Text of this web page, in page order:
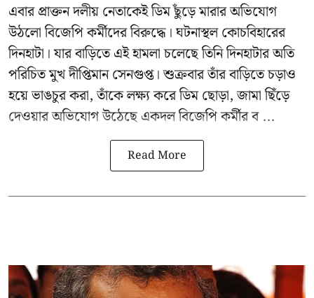
এবার প্রাক্তন দলীয় নেতাকেই ডিম ছুঁড়ে মারার অভিযোগ
উঠলো বিজেপি কর্মীদের বিরুদ্ধে। ঘটনাস্থল কোচবিহারের
দিনহাটা। যার বাড়িতে এই হামলা চলেছে তিনি দিনহাটার অতি
পরিচিত মুখদীপ্তিমান সেনগুপ্ত।শুক্রবার তাঁর বাড়িতে চড়াও
হয়ে ভাঙচুর করা, তাঁকে লক্ষ্য করে ডিম ছোড়া, জামা ছিঁড়ে
দেওয়ার অভিযোগ উঠেছে একদল বিজেপি কর্মীর ব ...
Read More